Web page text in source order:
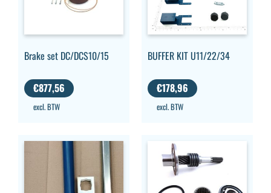
Brake set DC/DCS10/15
€877,56
excl. BTW
BUFFER KIT U11/22/34
€178,96
excl. BTW